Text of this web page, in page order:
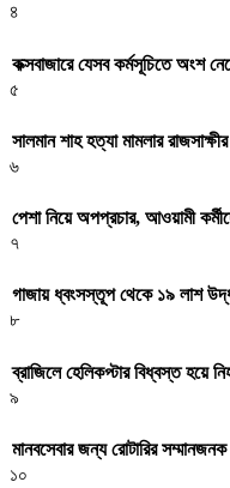
৪
কক্সবাজারে যেসব কর্মসূচিতে অংশ
৫
সালমান শাহ হত্যা মামলার
৬
পেশা নিয়ে অপপ্রচার, আওয়ামী
৭
গাজায় ধ্বংসস্তূপ থেকে ১৯ লাশ
৮
ব্রাজিলে হেলিকপ্টার বিধ্বস্ত হয়ে
৯
মানবসেবার জন্য রোটারির
১০